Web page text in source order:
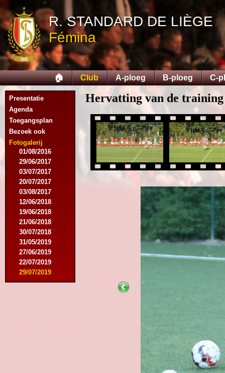
R. STANDARD DE LIÈGE
Fémina
🏠 Club A-ploeg B-ploeg C-
Presentatie
Agenda
Toegangsplan
Bezoek ook
Fotogalerij
02/06/2013
21/06/2013
21/06/2014
06/12/2014
04/02/2015
27/03/2015
29/05/2015
25/06/2015
14/12/2015
16/12/2015
29/06/2016
21/07/2016
01/08/2016
29/06/2017
03/07/2017
20/07/2017
03/08/2017
12/06/2018
19/06/2018
21/06/2018
30/07/2018
31/05/2019
27/06/2019
22/07/2019
29/07/2019
Hervatting van de